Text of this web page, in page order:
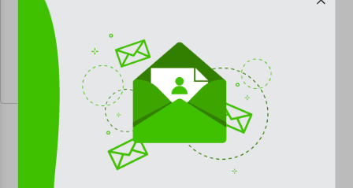
κωδ. 138149037
57.00 €
Ελάχιστη 30 ημερών 95.00 €
Προτεινόμενη λιανική 95.00 €